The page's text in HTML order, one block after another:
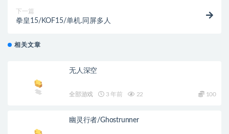
下一篇
拳皇15/KOF15/单机.同屏多人
相关文章
无人深空
全部游戏 3 年前 22 100
幽灵行者/Ghostrunner